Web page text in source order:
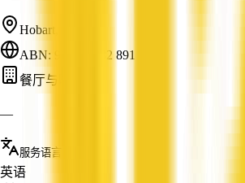
Hobart, TAS
ABN: 96 805 882 891
餐厅与咖啡馆
—
服务语言
英语